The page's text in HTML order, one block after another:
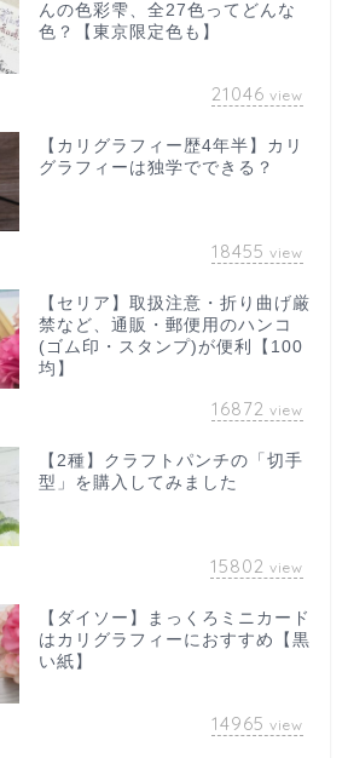
んの色彩雫、全27色ってどんな
色？【東京限定色も】
21046 view
【カリグラフィー歴4年半】カリ
グラフィーは独学でできる？
18455 view
【セリア】取扱注意・折り曲げ厳
禁など、通販・郵便用のハンコ
(ゴム印・スタンプ)が便利【100
均】
16872 view
【2種】クラフトパンチの「切手
型」を購入してみました
15802 view
【ダイソー】まっくろミニカード
はカリグラフィーにおすすめ【黒
い紙】
14965 view